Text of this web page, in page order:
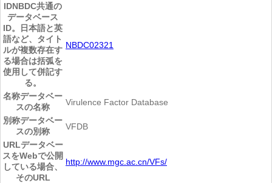
IDNBDC共通の
データベース
ID。日本語と英
語など、タイト
ルが複数存在す
る場合は括弧を
使用して併記す
る。
NBDC02321
名称データベー
スの名称
Virulence Factor Database
別称データベー
スの別称
VFDB
URLデータベー
スをWebで公開
している場合、
そのURL
http://www.mgc.ac.cn/VFs/